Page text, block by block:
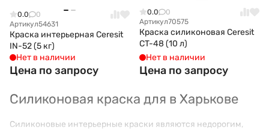
0.0
0
Артикул54631
Краска интерьерная Ceresit
IN-52 (5 кг)
Нет в наличии
Цена по запросу
0.0
0
Артикул70575
Краска силиконовая Ceresit
CT-48 (10 л)
Нет в наличии
Цена по запросу
Силиконовая краска для в Харькове
Силиконовые интерьерные краски являются недорогим,